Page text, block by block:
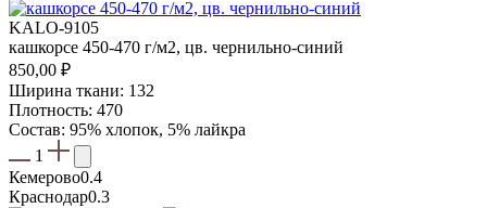
KALO-9105
кашкорсе 450-470 г/м2, цв. чернильно-синий
850,00 ₽
Ширина ткани: 132
Плотность: 470
Состав: 95% хлопок, 5% лайкра
1
Кемерово0.4
Краснодар0.3